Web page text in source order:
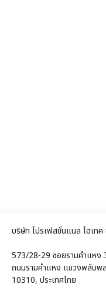
บริษัท โปรเฟสชั่นแนล ไฮเท
573/28-29 ซอยรามคำแหง
ถนนรามคำแหง แขวงพลับพ
10310, ประเทศไทย